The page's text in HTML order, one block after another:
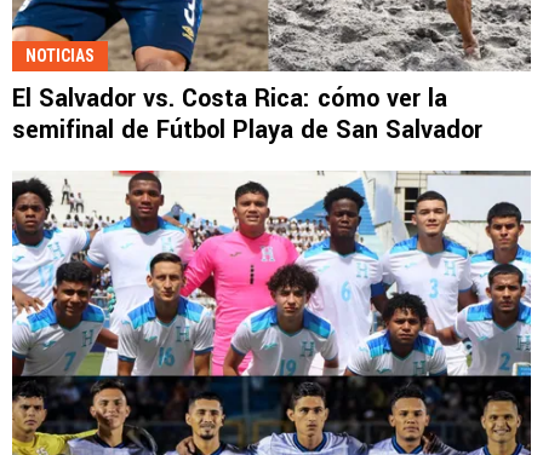
NOTICIAS
El Salvador vs. Costa Rica: cómo ver la
semifinal de Fútbol Playa de San Salvador